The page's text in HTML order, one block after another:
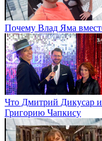
Почему Влад Яма
Что Дмитрий Дикусар
Григорию Чапкису